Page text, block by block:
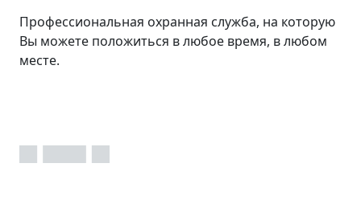
Профессиональная охранная служба, на которую
Вы можете положиться в любое время, в любом
месте.